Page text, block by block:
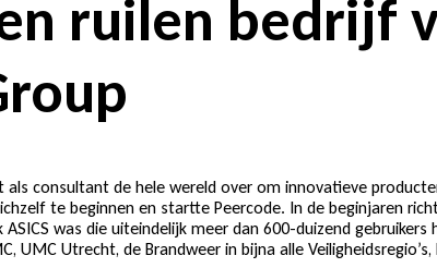
ruilen bedrijf
als consultant de hele wereld over om innovatieve
te beginnen en startte Peercode. In de beginjaren
was die uiteindelijk meer dan 600-duizend
UMC Utrecht, de Brandweer in bijna alle